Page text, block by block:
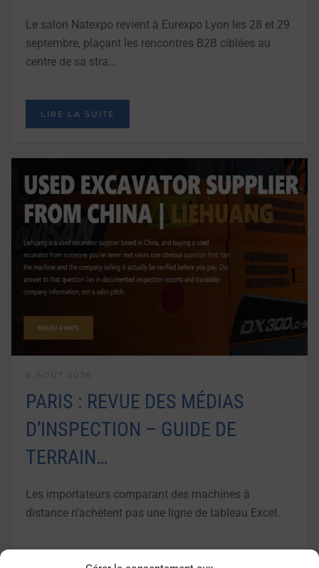
Le salon Natexpo revient à Eurexpo Lyon les 28 et 29
septembre, plaçant les rencontres B2B ciblées au
centre de sa stra…
LIRE LA SUITE
PARIS : REVUE DES MÉDIAS
D’INSPECTION – GUIDE DE
TERRAIN…
Les importateurs comparant des machines à
distance n’achètent pas une ligne de tableau Excel.
LIRE LA SUITE